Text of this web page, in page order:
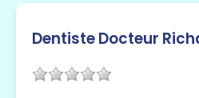
Dentiste Docteur